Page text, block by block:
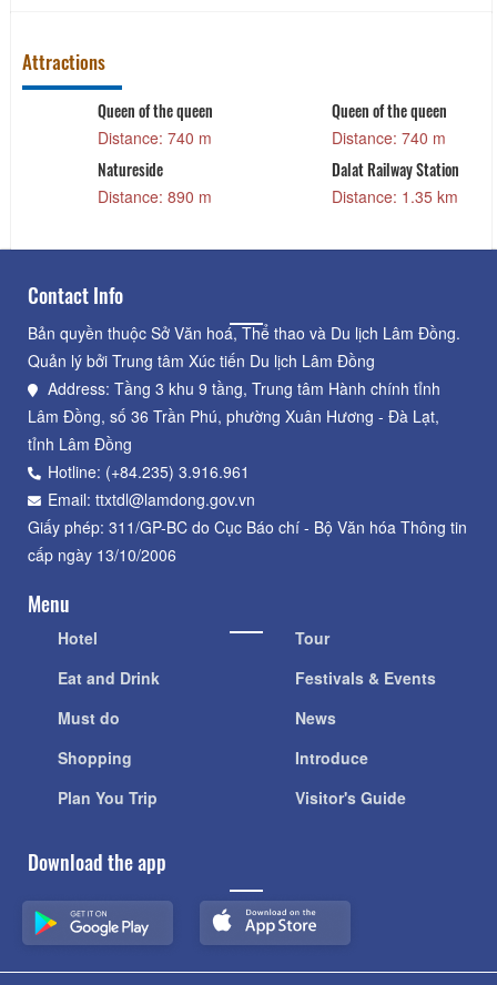
Attractions
Queen of the queen
Distance: 740 m
Queen of the queen
Distance: 740 m
Natureside
Distance: 890 m
Dalat Railway Station
Distance: 1.35 km
Contact Info
Bản quyền thuộc Sở Văn hoá, Thể thao và Du lịch Lâm Đồng.
Quản lý bởi Trung tâm Xúc tiến Du lịch Lâm Đồng
Address: Tầng 3 khu 9 tầng, Trung tâm Hành chính tỉnh
Lâm Đồng, số 36 Trần Phú, phường Xuân Hương - Đà Lạt,
tỉnh Lâm Đồng
Hotline: (+84.235) 3.916.961
Email: ttxtdl@lamdong.gov.vn
Giấy phép: 311/GP-BC do Cục Báo chí - Bộ Văn hóa Thông tin
cấp ngày 13/10/2006
Menu
Hotel
Eat and Drink
Must do
Shopping
Plan You Trip
Tour
Festivals & Events
News
Introduce
Visitor's Guide
Download the app